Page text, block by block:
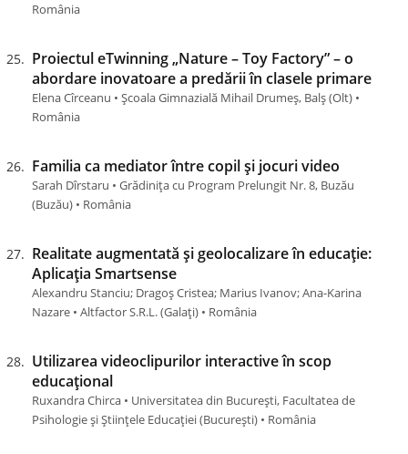
România
Proiectul eTwinning „Nature – Toy Factory” – o
abordare inovatoare a predării în clasele primare
Elena Cîrceanu • Școala Gimnazială Mihail Drumeș, Balș (Olt) •
România
Familia ca mediator între copil și jocuri video
Sarah Dîrstaru • Grădinița cu Program Prelungit Nr. 8, Buzău
(Buzău) • România
Realitate augmentată și geolocalizare în educație:
Aplicația Smartsense
Alexandru Stanciu; Dragoș Cristea; Marius Ivanov; Ana-Karina
Nazare • Altfactor S.R.L. (Galați) • România
Utilizarea videoclipurilor interactive în scop
educațional
Ruxandra Chirca • Universitatea din București, Facultatea de
Psihologie și Științele Educației (Bucureşti) • România